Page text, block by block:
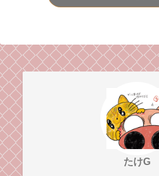
たけG